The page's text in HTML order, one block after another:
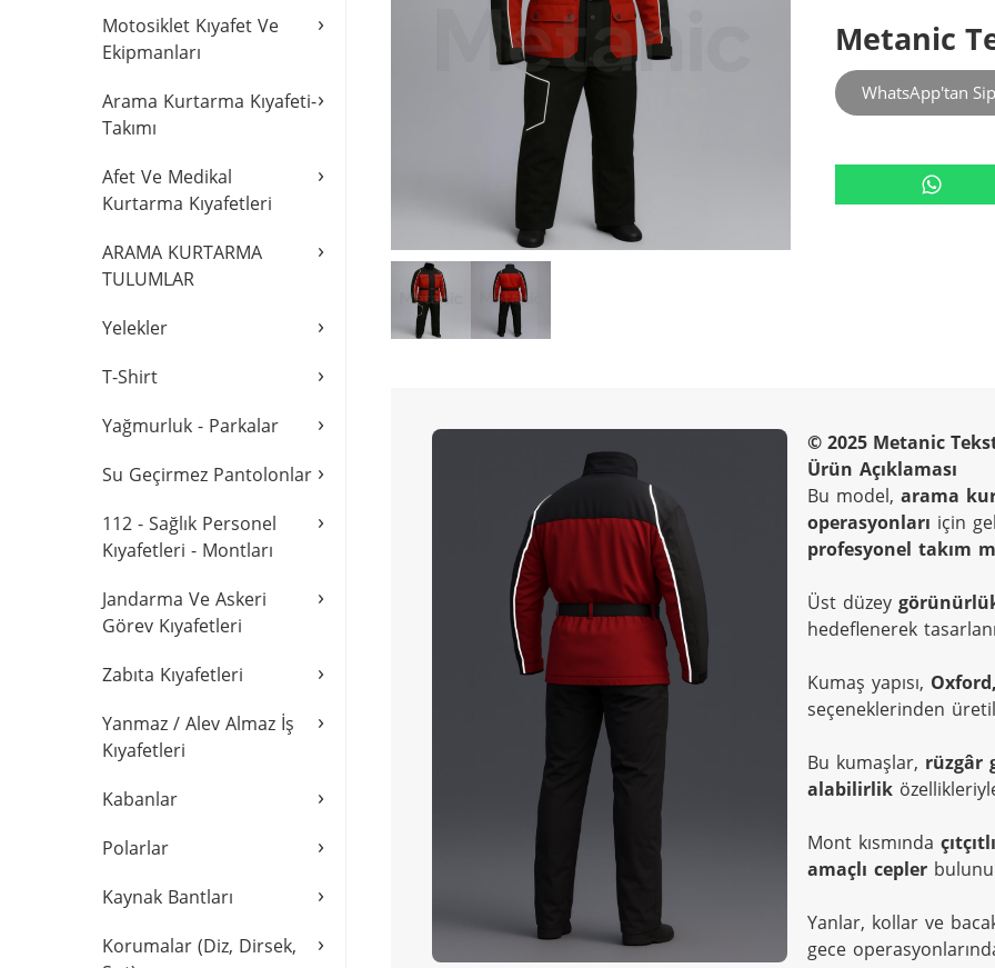
›
Motosiklet Kıyafet Ve
Ekipmanları
›
Arama Kurtarma Kıyafeti-
Takımı
›
Afet Ve Medikal
Kurtarma Kıyafetleri
›
ARAMA KURTARMA
TULUMLAR
›
Yelekler
›
T-Shirt
›
Yağmurluk - Parkalar
›
Su Geçirmez Pantolonlar
›
112 - Sağlık Personel
Kıyafetleri - Montları
›
Jandarma Ve Askeri
Görev Kıyafetleri
›
Zabıta Kıyafetleri
›
Yanmaz / Alev Almaz İş
Kıyafetleri
›
Kabanlar
›
Polarlar
›
Kaynak Bantları
›
Korumalar (Diz, Dirsek,
Metanic
WhatsApp'tan
© 2025 Metanic
Ürün Açıklaması
Bu model, arama
operasyonları için
profesyonel takım
Üst düzey
hedeflenerek
Kumaş yapısı,
seçeneklerinden
Bu kumaşlar, rüzgâr
alabilirlik
Mont kısmında
amaçlı cepler
Yanlar, kollar ve
gece